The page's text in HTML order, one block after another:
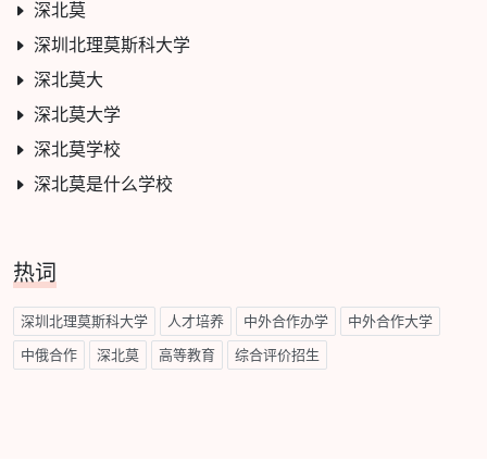
深北莫
深圳北理莫斯科大学
深北莫大
深北莫大学
深北莫学校
深北莫是什么学校
热词
深圳北理莫斯科大学 人才培养 中外合作办学 中外合作大学
中俄合作 深北莫 高等教育 综合评价招生